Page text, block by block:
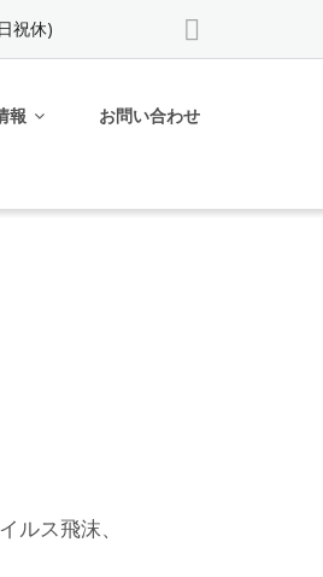
祝休)
報 お問い合わせ
ルス飛沫、